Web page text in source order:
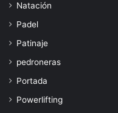
Natación
Padel
Patinaje
pedroneras
Portada
Powerlifting